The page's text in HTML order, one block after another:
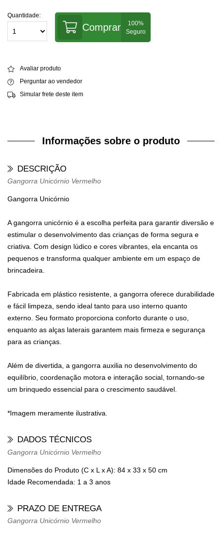
Quantidade:
Comprar
Avaliar produto
Perguntar ao vendedor
Simular frete deste item
Informações sobre o produto
DESCRIÇÃO
Gangorra Unicórnio Vermelho
Gangorra Unicórnio
A gangorra unicórnio é a escolha perfeita para garantir diversão e
estimular o desenvolvimento das crianças de forma segura e
criativa. Com design lúdico e cores vibrantes, ela encanta os
pequenos e transforma qualquer ambiente em um espaço de
brincadeira.
Fabricada em plástico resistente, a gangorra oferece durabilidade
e fácil limpeza, sendo ideal tanto para uso interno quanto
externo. Seu formato proporciona conforto durante o uso,
enquanto as alças laterais garantem mais firmeza e segurança
para as crianças.
Além de divertida, a gangorra auxilia no desenvolvimento do
equilíbrio, coordenação motora e interação social, tornando-se
um brinquedo essencial para o crescimento saudável.
*Imagem meramente ilustrativa.
DADOS TÉCNICOS
Gangorra Unicórnio Vermelho
Dimensões do Produto (C x L x A): 84 x 33 x 50 cm
Idade Recomendada: 1 a 3 anos
PRAZO DE ENTREGA
Gangorra Unicórnio Vermelho